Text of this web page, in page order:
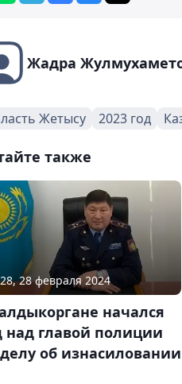
Жадра
Жетысу 2023 год
также
28 февраля 2024
начался
над главой полиции
об изнасиловании